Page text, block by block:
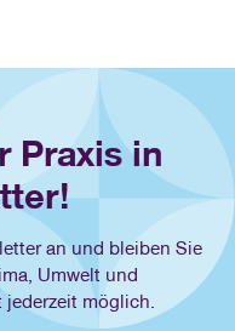
Praxis in
an und bleiben Sie
Umwelt und
möglich.